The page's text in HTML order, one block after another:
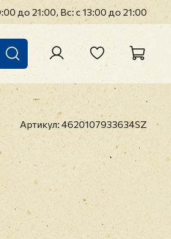
до 21:00, Вс: с 13:00 до 21:00
Артикул: 4620107933634SZ